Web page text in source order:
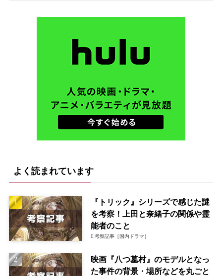
よく読まれています
『トリック』シリーズで感じた謎
を考察！上田と奈緒子の関係や霊
能者のこと
考察記事［国内ドラマ］
映画『八つ墓村』のモデルとなっ
た事件の背景・場所などを丸ごと